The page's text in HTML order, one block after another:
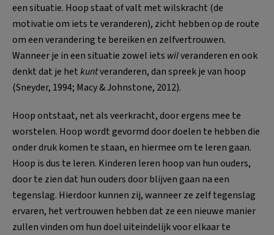
een situatie. Hoop staat of valt met wilskracht (de
motivatie om iets te veranderen), zicht hebben op de route
om een verandering te bereiken en zelfvertrouwen.
Wanneer je in een situatie zowel iets wilveranderen en ook
denkt dat je hetkuntveranderen, dan spreek je van hoop
(Sneyder, 1994; Macy & Johnstone, 2012).
Hoop ontstaat, net als veerkracht, door ergens mee te
worstelen. Hoop wordt gevormd door doelen te hebben die
onder druk komen te staan, en hiermee om te leren gaan.
Hoop is dus te leren. Kinderen leren hoop van hun ouders,
door te zien dat hun ouders door blijven gaan na een
tegenslag. Hierdoor kunnen zij, wanneer ze zelf tegenslag
ervaren, het vertrouwen hebben dat ze een nieuwe manier
zullen vinden om hun doel uiteindelijk voor elkaar te